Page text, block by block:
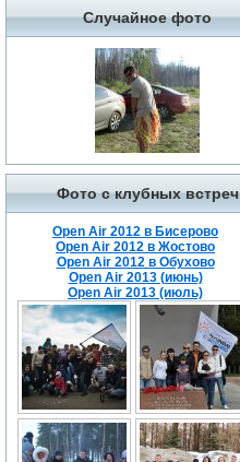
Случайное фото
Фото с клубных встреч
Open Air 2012 в Бисерово
Open Air 2012 в Жостово
Open Air 2012 в Обухово
Open Air 2013 (июнь)
Open Air 2013 (июль)